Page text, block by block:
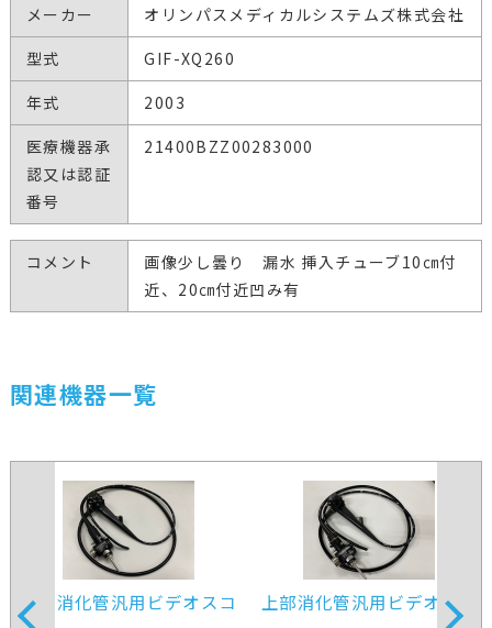
メーカー
オリンパスメディカルシステムズ株式会社
型式
GIF-XQ260
年式
2003
医療機器承
認又は認証
番号
21400BZZ00283000
コメント
画像少し曇り 漏水 挿入チューブ10㎝付
近、20㎝付近凹み有
関連機器一覧
上部消化管汎用ビデオスコ
上部消化管汎用ビデオスコ